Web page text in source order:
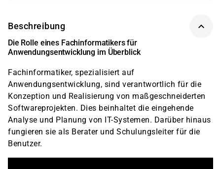
Beschreibung
Die Rolle eines Fachinformatikers für
Anwendungsentwicklung im Überblick
Fachinformatiker, spezialisiert auf
Anwendungsentwicklung, sind verantwortlich für die
Konzeption und Realisierung von maßgeschneiderten
Softwareprojekten. Dies beinhaltet die eingehende
Analyse und Planung von IT-Systemen. Darüber hinaus
fungieren sie als Berater und Schulungsleiter für die
Benutzer.